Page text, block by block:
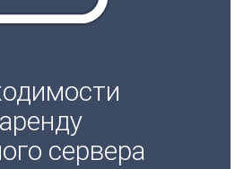
сервера